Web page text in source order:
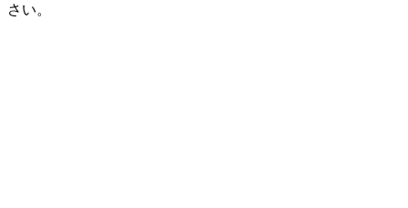
さい。